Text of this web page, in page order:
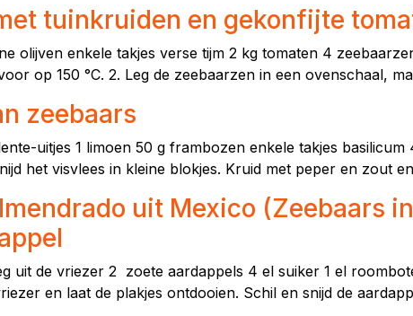
tuinkruiden en gekonfijte
olijven enkele takjes verse tijm 2 kg tomaten 4
op 150 °C. 2. Leg de zeebaarzen in een ovenschaal,
zeebaars
uitjes 1 limoen 50 g frambozen enkele takjes
het visvlees in kleine blokjes. Kruid met peper en zout
uit Mexico (Zeebaars
uit de vriezer 2 zoete aardappels 4 el suiker 1 el
en laat de plakjes ontdooien. Schil en snijd de